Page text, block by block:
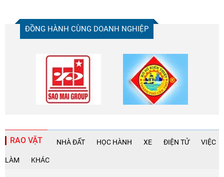
ĐỒNG HÀNH CÙNG DOANH NGHIỆP
RAO VẶT NHÀ ĐẤT HỌC HÀNH XE ĐIỆN TỬ VIỆC
LÀM KHÁC